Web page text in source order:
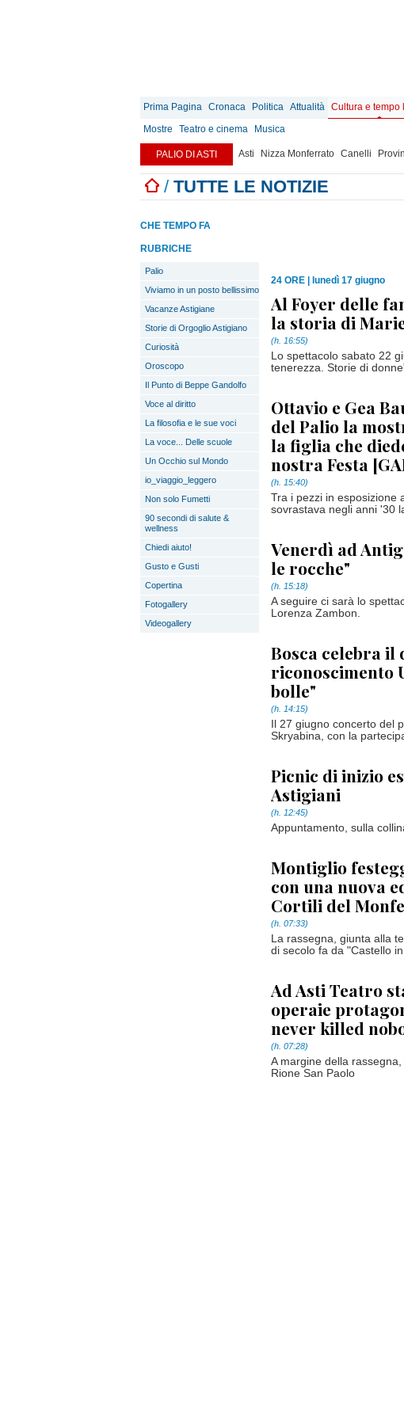
Prima Pagina Cronaca Politica Attualità Cultura e tempo
Mostre
Teatro e cinema Musica
PALIO DI ASTI Asti Nizza Monferrato Canelli
/ TUTTE LE NOTIZIE
CHE TEMPO FA
RUBRICHE
Palio
Viviamo in un posto bellissimo
Vacanze Astigiane
Storie di Orgoglio Astigiano
Curiosità
Oroscopo
Il Punto di Beppe Gandolfo
Voce al diritto
La filosofia e le sue voci
La voce... Delle scuole
Un Occhio sul Mondo
io_viaggio_leggero
Non solo Fumetti
90 secondi di salute &
wellness
Chiedi aiuto!
Gusto e Gusti
Copertina
Fotogallery
Videogallery
24 ORE lunedì 17 giugno
Al Foyer delle
la storia di
(h. 16:55)
Lo spettacolo sabato 22
tenerezza. Storie di
Ottavio e Gea
del Palio la
la figlia che
nostra Festa
(h. 15:40)
Tra i pezzi in esposizione
sovrastava negli anni '30
Venerdì ad
le rocche"
(h. 15:18)
A seguire ci sarà lo
Lorenza Zambon.
Bosca celebra il
riconoscimento
bolle"
(h. 14:15)
Il 27 giugno concerto del
Skryabina, con la
Picnic di inizio
Astigiani
(h. 12:45)
Appuntamento, sulla
Montiglio
con una nuova
Cortili del
(h. 07:33)
La rassegna, giunta alla
di secolo fa da "Castello
Ad Asti Teatro
operaie
never killed
(h. 07:28)
A margine della
Rione San Paolo